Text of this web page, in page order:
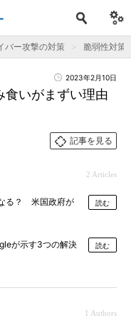
バー攻撃の対策 脆弱性対策
2023年2月10日
食いがまずい理由
記事を見る
2 Articles
る？ 米国政府が
読む
が示す3つの解決
読む
1 Authors